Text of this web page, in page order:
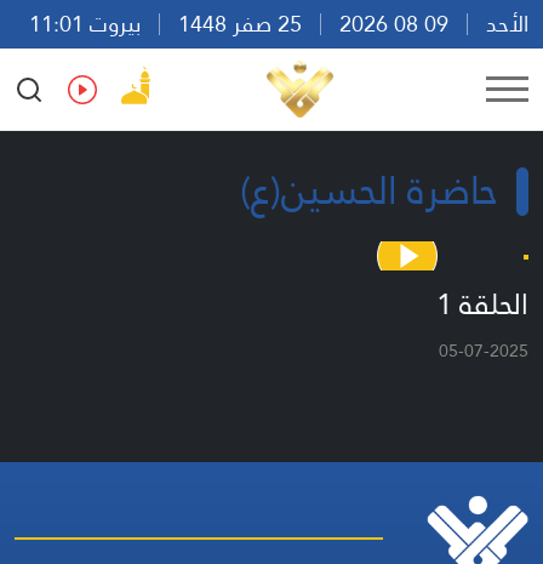
الأحد
بيروت 11:01
Ar
En Fr Es
حاضرة الحسين(ع)
الحلقة 1
05-07-2025